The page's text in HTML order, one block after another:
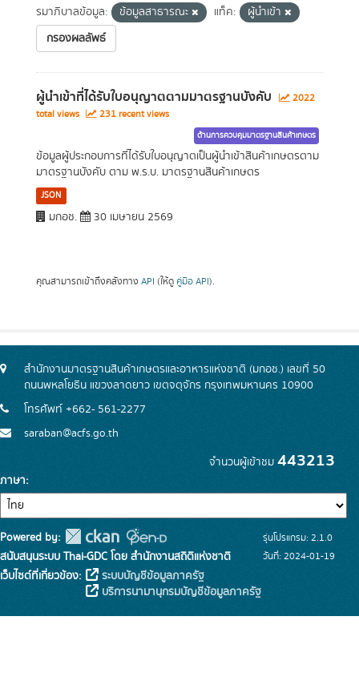
รมาภิบาลข้อมูล:
ข้อมูลสาธารณะ แท็ค:
ผู้นำเข้า
กรองผลลัพธ์
ผู้นำเข้าที่ได้รับใบอนุญาตตามมาตรฐานบังคับ
2022
total views
231 recent views
ด้านการควบคุมมาตรฐานสินค้าเกษตร
ข้อมูลผู้ประกอบการที่ได้รับใบอนุญาตเป็นผู้นำเข้าสินค้าเกษตรตาม
มาตรฐานบังคับ ตาม พ.ร.บ. มาตรฐานสินค้าเกษตร
JSON
มกอช. 30 เมษายน 2569
คุณสามารถเข้าถึงคลังทาง API (ให้ดู คู่มือ API).
สำนักงานมาตรฐานสินค้าเกษตรและอาหารแห่งชาติ (มกอช.) เลขที่ 50
ถนนพหลโยธิน แขวงลาดยาว เขตจตุจักร กรุงเทพมหานคร 10900
โทรศัพท์ +662- 561-2277
saraban@acfs.go.th
จำนวนผู้เข้าชม 443213
ภาษา
Powered by:
สนับสนุนระบบ Thai-GDC โดย สำนักงานสถิติแห่งชาติ
เว็บไซต์ที่เกี่ยวข้อง:
ระบบบัญชีข้อมูลภาครัฐ
บริการนามานุกรมบัญชีข้อมูลภาครัฐ
รุ่นโปรแกรม: 2.1.0
วันที่: 2024-01-19